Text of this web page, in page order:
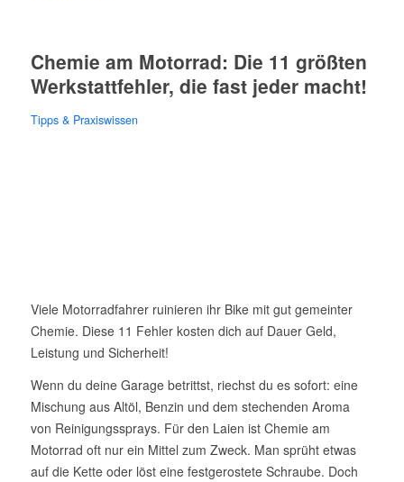
Chemie am Motorrad: Die 11 größten
Werkstattfehler, die fast jeder macht!
Tipps & Praxiswissen
Viele Motorradfahrer ruinieren ihr Bike mit gut gemeinter
Chemie. Diese 11 Fehler kosten dich auf Dauer Geld,
Leistung und Sicherheit!
Wenn du deine Garage betrittst, riechst du es sofort: eine
Mischung aus Altöl, Benzin und dem stechenden Aroma
von Reinigungssprays. Für den Laien ist Chemie am
Motorrad oft nur ein Mittel zum Zweck. Man sprüht etwas
auf die Kette oder löst eine festgerostete Schraube. Doch